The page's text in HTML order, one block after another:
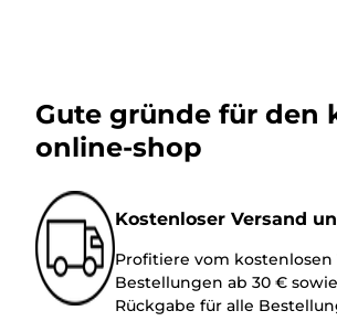
Gute gründe für den
online-shop
Kostenloser Versand
Profitiere vom kostenlosen
Bestellungen ab 30 €
Rückgabe für alle